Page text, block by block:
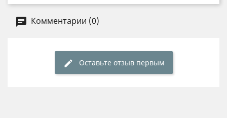
Комментарии (0)
Оставьте отзыв первым